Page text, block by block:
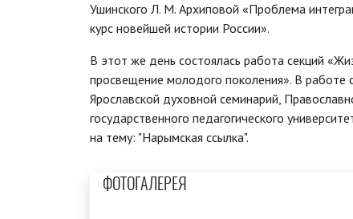
Ушинского Л. М. Архиповой «Проблема
курс новейшей истории России».
В этот же день состоялась работа секций
просвещение молодого поколения». В работе
Ярославской духовной семинарий,
государственного педагогического
на тему: "Нарымская ссылка".
ФОТОГАЛЕРЕЯ